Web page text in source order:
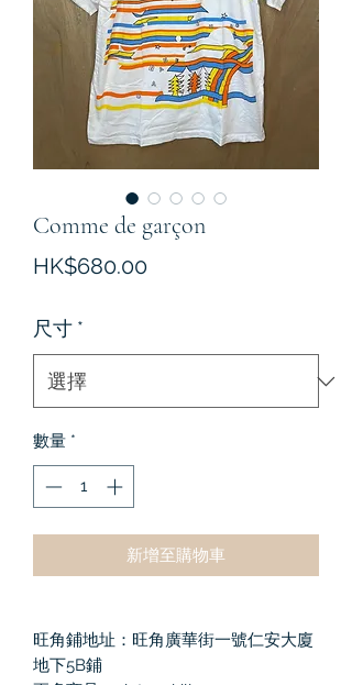
Comme de garçon
HK$680.00價
尺寸 *
數量 *
新增至購物車
旺角鋪地址：旺角廣華街一號仁安大廈
地下5B鋪